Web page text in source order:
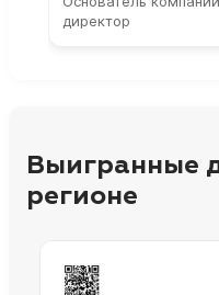
директор
Выигранные
регионе